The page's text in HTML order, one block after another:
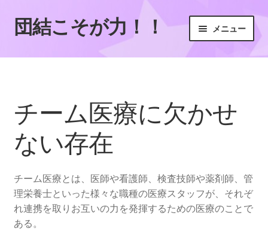
ナ
ビ
ン
へ
ス
キ
プ
コ
ン
ス
キ
ッ
プ
団結こそが力！！ メニュー
ホーム
チーム医療に欠かせない存在
チーム医療の連携を高める！効果的なコミュニケーショ
医療を支える多職種チームの役割
尊重する姿勢で左右されるチーム医療の質
チーム医療に欠かせ
ない存在
チーム医療とは、医師や看護師、検査技師や薬剤師、管
理栄養士といった様々な職種の医療スタッフが、それぞ
れ連携を取りお互いの力を発揮するための医療のことで
ある。